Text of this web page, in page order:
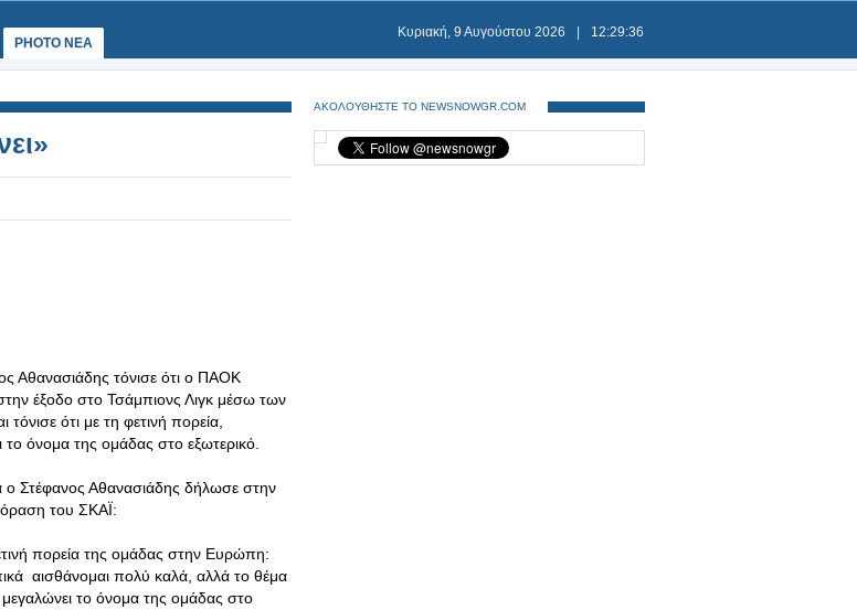
PHOTO NEA
Κυριακή, 9 Αυγούστου 2026 12:29:37
Αθανασιάδης τόνισε ότι ο ΠΑΟΚ
έξοδο στο Τσάμπιονς Λιγκ μέσω των
τόνισε ότι με τη φετινή πορεία,
το όνομα της ομάδας στο εξωτερικό.
ο Στέφανος Αθανασιάδης δήλωσε στην
του ΣΚΑΪ:
πορεία της ομάδας στην Ευρώπη:
αισθάνομαι πολύ καλά, αλλά το θέμα
μεγαλώνει το όνομα της ομάδας στο
ΑΚΟΛΟΥΘΗΣΤΕ ΤΟ NEWSNOWGR.COM